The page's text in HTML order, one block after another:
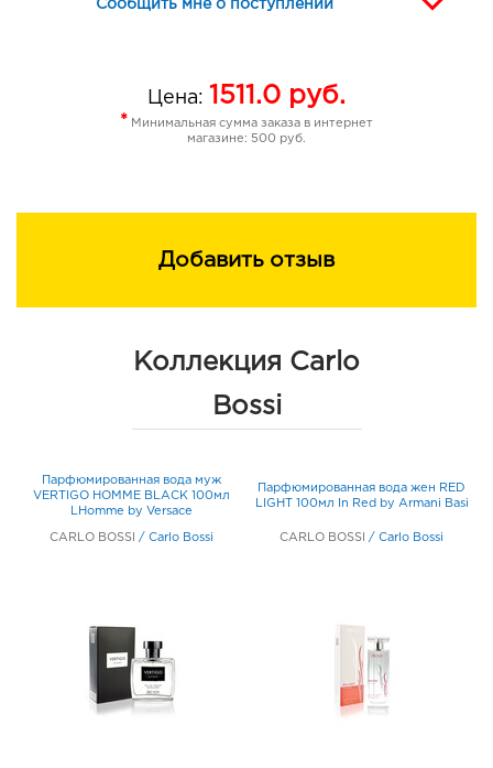
Сообщить мне о поступлении
Цена: 1511.0 руб.
* Минимальная сумма заказа в интернет
магазине: 500 руб.
Добавить отзыв
Коллекция Carlo
Bossi
Парфюмированная вода муж
VERTIGO HOMME BLACK 100мл
LHomme by Versace
CARLO BOSSI / Carlo Bossi
Парфюмированная вода жен RED
LIGHT 100мл In Red by Armani Basi
CARLO BOSSI / Carlo Bossi